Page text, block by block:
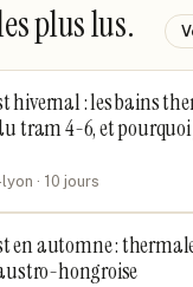
plus lus.
hivernal : les bains
tram 4-6, et
· 10 jours
en automne :
hongroise